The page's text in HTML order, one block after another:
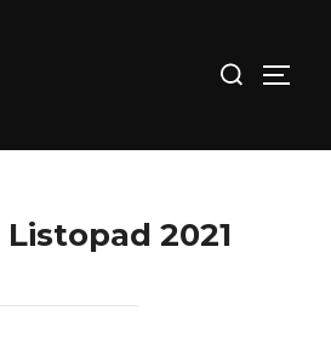
for:
Listopad 2021